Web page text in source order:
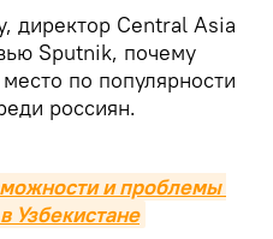
директор Central Asia
Sputnik, почему
по популярности
россиян.
и проблемы
Узбекистане